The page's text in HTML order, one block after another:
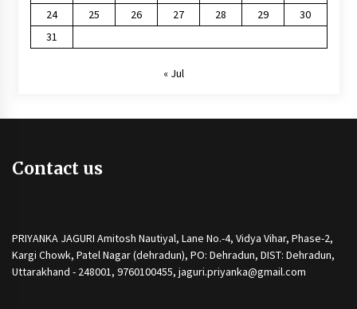
24
25 26 27 28 29
30
31
« Jul
Contact us
PRIYANKA JAGURI Amitosh Nautiyal, Lane No.-4, Vidya Vihar, Phase-2,
Kargi Chowk, Patel Nagar (dehradun), PO: Dehradun, DIST: Dehradun,
Uttarakhand - 248001, 9760100455, jaguri.priyanka@gmail.com